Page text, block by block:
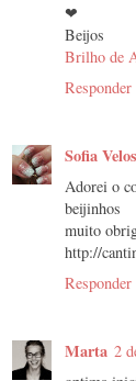
❤
Beijos
Brilho de
Responder
Sofia
Adorei o
beijinhos
muito
http://
Responder
Marta 2